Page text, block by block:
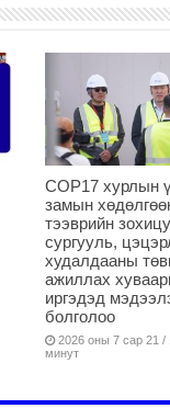
COP17 хурлын
замын
тээврийн
сургууль,
худалдааны
ажиллах
иргэдэд
болголоо
2026 оны 7 сар 21 /
минут